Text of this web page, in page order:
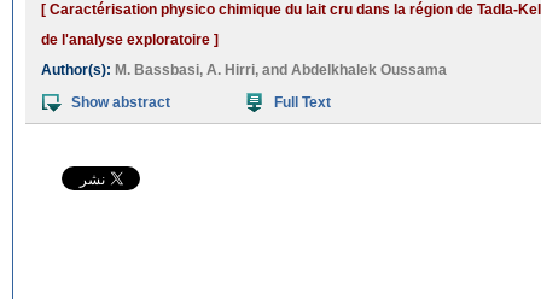
[ Caractérisation physico chimique du lait cru dans la région de Tadla-
de l'analyse exploratoire ]
Author(s): M. Bassbasi, A. Hirri, and Abdelkhalek Oussama
Show abstract
Full Text